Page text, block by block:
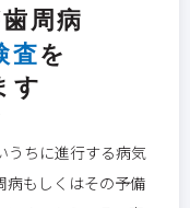
せん！！
周病
査を
す
うちに進行する病気
病もしくはその予備